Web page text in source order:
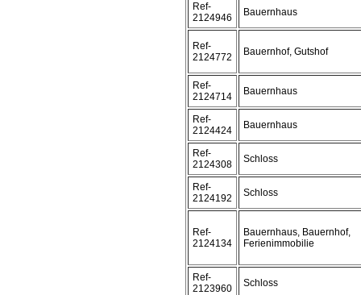
Ref-
2124946
Bauernhaus
Ref-
2124772
Bauernhof, Gutshof
Ref-
2124714
Bauernhaus
Ref-
2124424
Bauernhaus
Ref-
2124308
Schloss
Ref-
2124192
Schloss
Ref-
2124134
Bauernhaus, Bauernhof,
Ferienimmobilie
Ref-
2123960
Schloss